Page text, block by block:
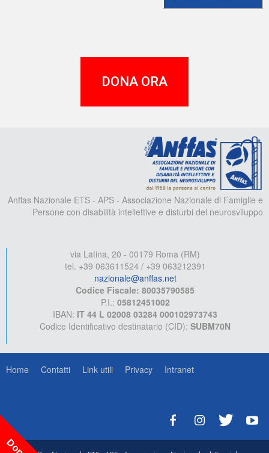
DONA ORA
Anffas Nazionale ETS - APS - Associazione Nazionale di Famiglie e
Persone con disabilità intellettive e disturbi del neurosviluppo
via Latina, 20 - 00179 Roma (RM)
tel. +39 063611524 / +39 063212391
nazionale@anffas.net
Codice Fiscale: 80035790585
P.I.: 05812451002
IBAN: IT 44 L 02008 03284 000102973743
Codice Identificativo destinatario (CID): SUBM70N
Home Contatti Link utili Privacy Intranet